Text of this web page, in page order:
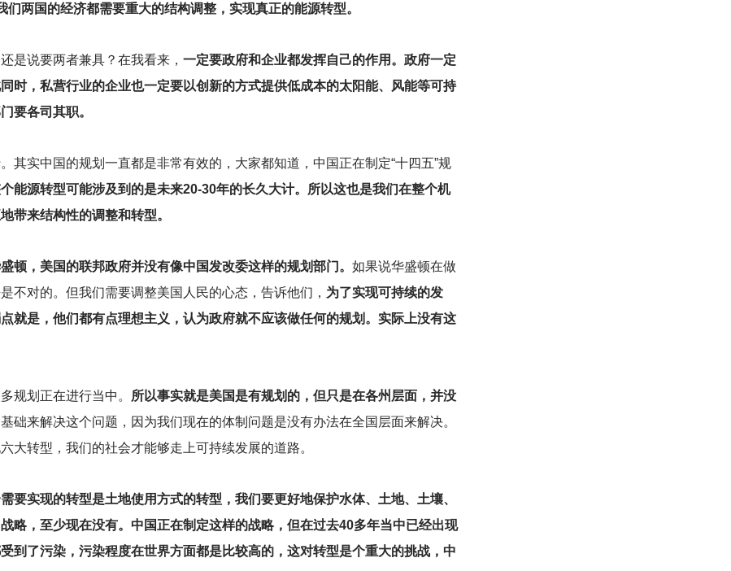
两国的经济都需要重大的结构调整，实现真正的能源转型。
是说要两者兼具？在我看来， 一定要政府和企业都发挥自己的作用。政府一定
时，私营行业的企业也一定要以创新的方式提供低成本的太阳能、风能等可持
要各司其职。
其实中国的规划一直都是非常有效的，大家都知道，中国正在制定“十四五”规
能源转型可能涉及到的是未来20-30年的长久大计。所以这也是我们在整个机
带来结构性的调整和转型。
顿，美国的联邦政府并没有像中国发改委这样的规划部门。 如果说华盛顿在做
不对的。但我们需要调整美国人民的心态，告诉他们， 为了实现可持续的发
就是，他们都有点理想主义，认为政府就不应该做任何的规划。实际上没有这
规划正在进行当中。
所以事实就是美国是有规划的，但只是在各州层面，并没
础来解决这个问题，因为我们现在的体制问题是没有办法在全国层面来解决。
大转型，我们的社会才能够走上可持续发展的道路。
要实现的转型是土地使用方式的转型，我们要更好地保护水体、土地、土壤、
略，至少现在没有。中国正在制定这样的战略，但在过去40多年当中已经出现
到了污染，污染程度在世界方面都是比较高的，这对转型是个重大的挑战，中